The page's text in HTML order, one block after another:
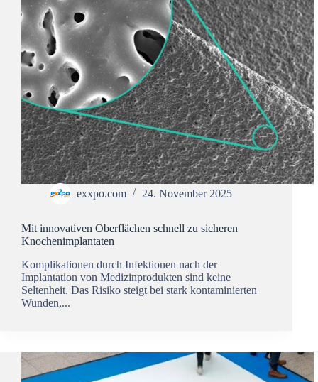
exxpo.com 24. November 2025
Mit innovativen Oberflächen schnell zu sicheren
Knochenimplantaten
Komplikationen durch Infektionen nach der
Implantation von Medizinprodukten sind keine
Seltenheit. Das Risiko steigt bei stark kontaminierten
Wunden,...